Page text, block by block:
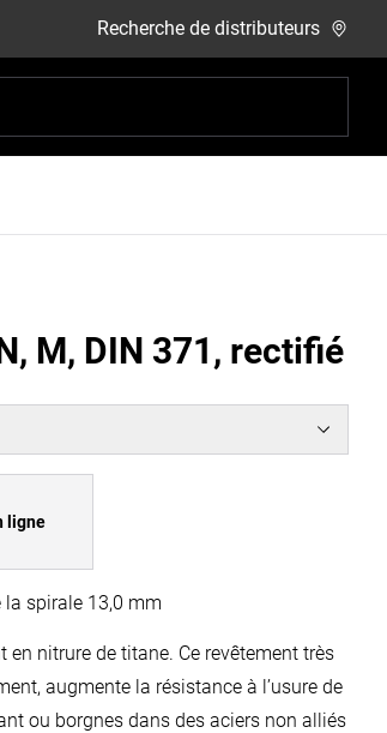
Recherche de distributeurs
M, DIN 371, rectifié
ligne
la spirale 13,0 mm
en nitrure de titane. Ce revêtement très
augmente la résistance à l’usure de
ou borgnes dans des aciers non alliés